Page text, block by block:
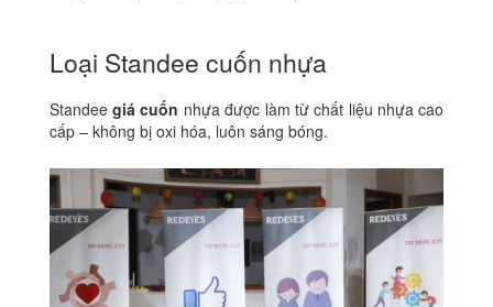
Loại Standee cuốn nhựa
Standeegiá cuốn nhựa được làm từ chất liệu nhựa cao
cấp – không bị oxi hóa, luôn sáng bóng.